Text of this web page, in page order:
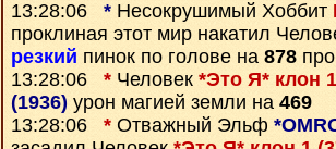
13:28:06 * Несокрушимый Хоббит
проклиная этот мир накатил
резкий пинок по голове на 878
13:28:06 * Человек *Это Я* клон 1
(1936) урон магией земли на 469
13:28:06 * Отважный Эльф